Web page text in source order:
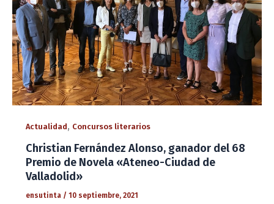
Actualidad, Concursos literarios
Christian Fernández Alonso, ganador del 68
Premio de Novela «Ateneo-Ciudad de
Valladolid»
ensutinta / 10 septiembre, 2021